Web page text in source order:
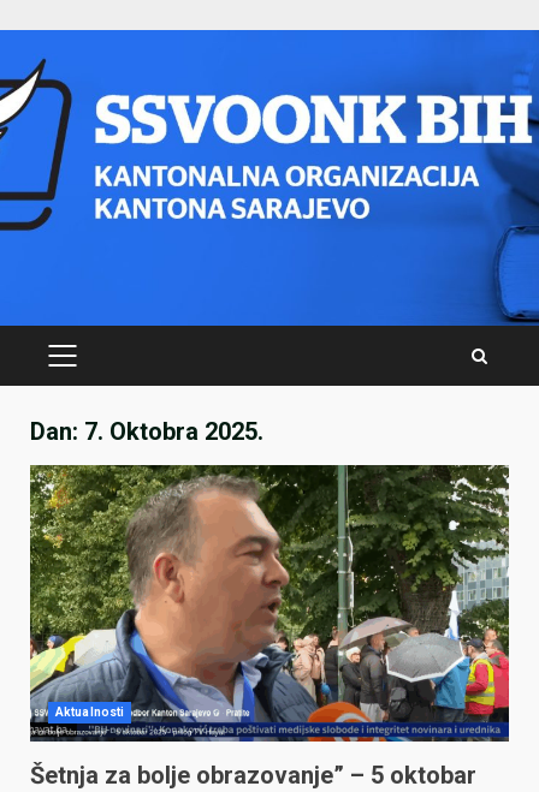
content
PRIMARY
Dan: 7. Oktobra 2025.
Aktualnosti
Šetnja za bolje obrazovanje” – 5 oktobar